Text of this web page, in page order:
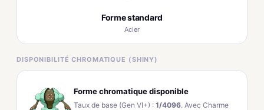
Forme standard
Acier
DISPONIBILITÉ CHROMATIQUE (SHINY)
Forme chromatique disponible
Taux de base (Gen VI+) : 1/4096. Avec Charme